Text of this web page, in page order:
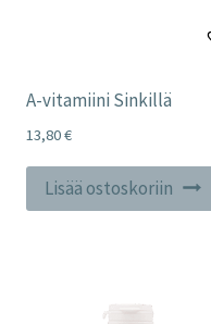
A-vitamiini Sinkillä
13,80€
Lisää ostoskoriin